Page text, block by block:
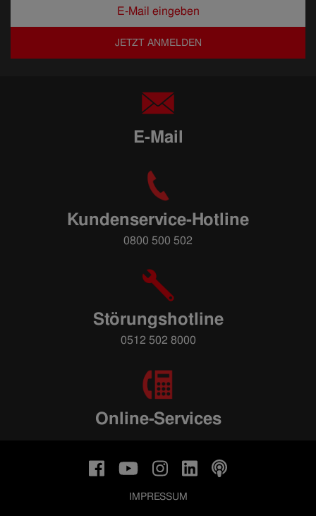
JETZT ANMELDEN
E-Mail
Kundenservice-Hotline
0800 500 502
Störungshotline
0512 502 8000
Online-Services
IMPRESSUM